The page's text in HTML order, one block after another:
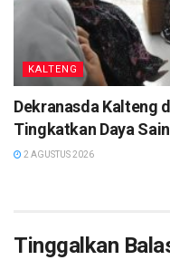
KALTENG
Dekranasda Kalteng
Tingkatkan Daya
2 AGUSTUS 2026
Tinggalkan